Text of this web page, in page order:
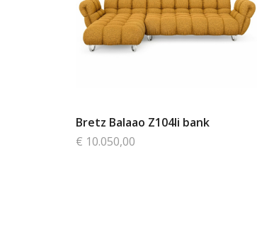
Bretz Balaao Z104li bank
€ 10.050,00